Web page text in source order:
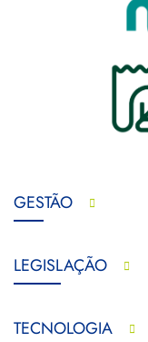
GESTÃO
LEGISLAÇÃO
TECNOLOGIA